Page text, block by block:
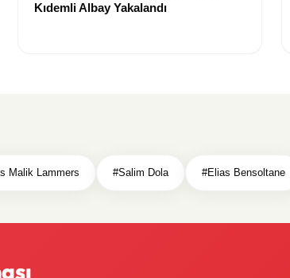
Kıdemli Albay Yakalandı
Malik Lammers #Salim Dola #Elias Bensoltane